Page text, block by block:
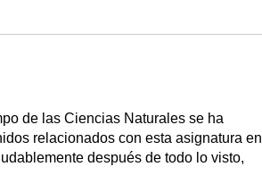
de las Ciencias Naturales se ha
relacionados con esta asignatura en
después de todo lo visto,